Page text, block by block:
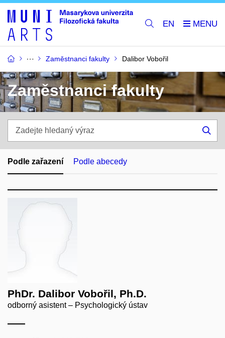
EN
Zaměstnanci fakulty Dalibor Vobořil
Zaměstnanci fakulty
hledaný
výraz
Podle zařazení Podle abecedy
PhDr. Dalibor Vobořil, Ph.D.
odborný asistent – Psychologický ústav